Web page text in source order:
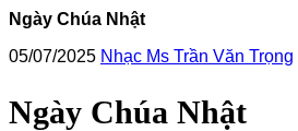
Ngày Chúa Nhật
05/07/2025 Nhạc Ms Trần Văn Trọng
Ngày Chúa Nhật